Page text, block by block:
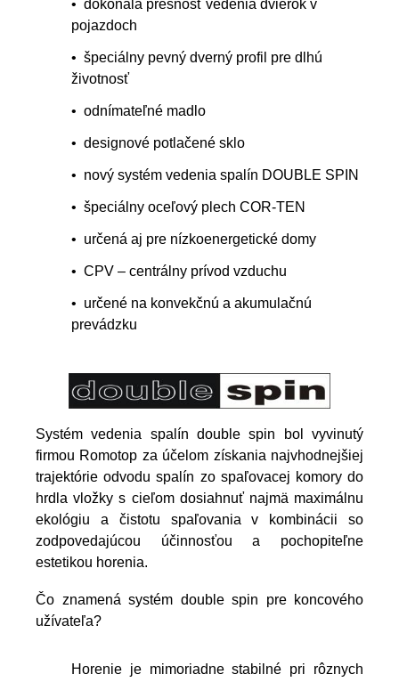
• dokonalá presnosť vedenia dvierok v
pojazdoch
• špeciálny pevný dverný profil pre dlhú
životnosť
• odnímateľné madlo
• designové potlačené sklo
• nový systém vedenia spalín DOUBLE SPIN
• špeciálny oceľový plech COR-TEN
• určená aj pre nízkoenergetické domy
• CPV – centrálny prívod vzduchu
• určené na konvekčnú a akumulačnú
prevádzku
Systém vedenia spalín double spin bol vyvinutý
firmou Romotop za účelom získania najvhodnejšiej
trajektórie odvodu spalín zo spaľovacej komory do
hrdla vložky s cieľom dosiahnuť najmӓ maximálnu
ekológiu a čistotu spaľovania v kombinácii so
zodpovedajúcou účinnosťou a pochopiteľne
estetikou horenia.
Čo znamená systém double spin pre koncového
užívateľa?
Horenie je mimoriadne stabilné pri rôznych